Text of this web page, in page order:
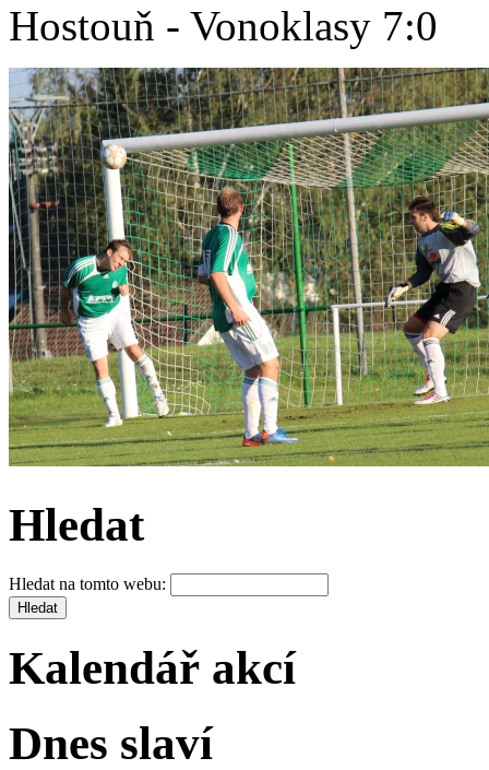
Hostouň - Vonoklasy 7:0
Hledat
Hledat na tomto webu:
Kalendář akcí
Dnes slaví